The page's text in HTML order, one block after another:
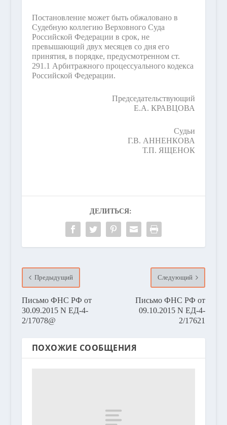
Постановление может быть обжаловано в
Судебную коллегию Верховного Суда
Российской Федерации в срок, не
превышающий двух месяцев со дня его
принятия, в порядке, предусмотренном ст.
291.1 Арбитражного процессуального кодекса
Российской Федерации.
Председательствующий
Е.А. КРАВЦОВА
Судьи
Г.В. АННЕНКОВА
Т.П. ЯЩЕНОК
ДЕЛИТЬСЯ:
Предыдущий
Письмо ФНС РФ от
30.09.2015 N ЕД-4-
2/17078@
Следующий
Письмо ФНС РФ от
09.10.2015 N ЕД-4-
2/17621
ПОХОЖИЕ СООБЩЕНИЯ